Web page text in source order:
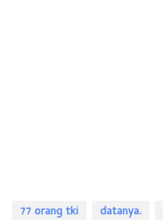
77 orang tki datanya.